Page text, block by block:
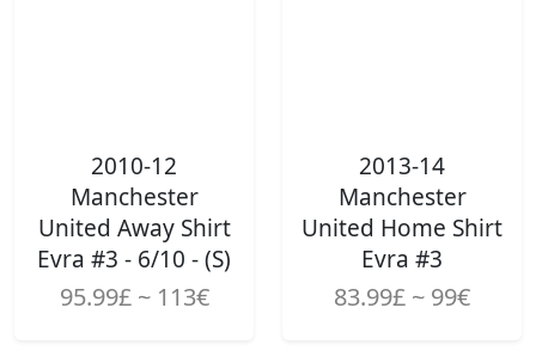
2010-12
Manchester
United Away Shirt
Evra #3 - 6/10 - (S)
95.99£ ~ 113€
2013-14
Manchester
United Home Shirt
Evra #3
83.99£ ~ 99€